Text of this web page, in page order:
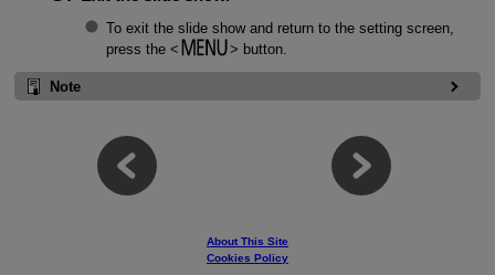
To exit the slide show and return to the setting screen,
press the
button.
Note
About This Site
Cookies Policy